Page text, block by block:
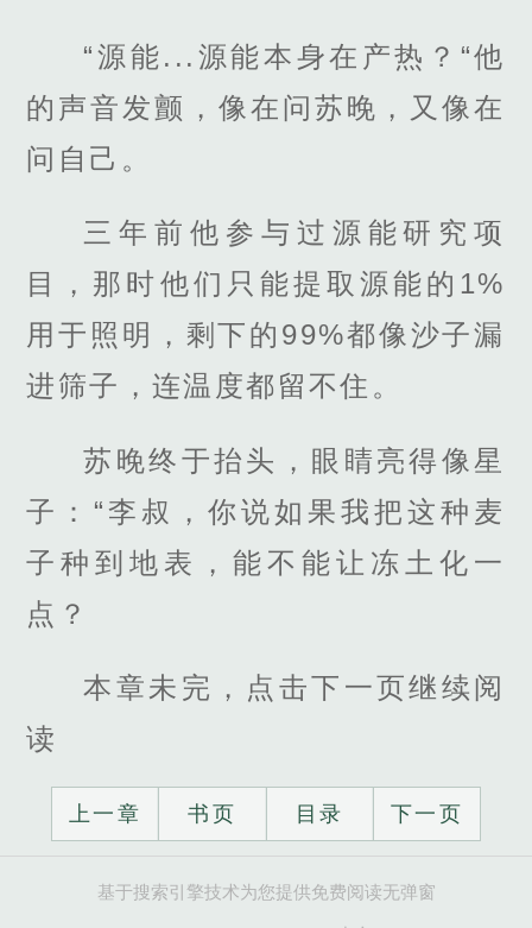
“源能...源能本身在产热？“他
的声音发颤，像在问苏晚，又像在
问自己。
三年前他参与过源能研究项
目，那时他们只能提取源能的1%
用于照明，剩下的99%都像沙子漏
进筛子，连温度都留不住。
苏晚终于抬头，眼睛亮得像星
子：“李叔，你说如果我把这种麦
子种到地表，能不能让冻土化一
点？
本章未完，点击下一页继续阅
读
上一章 书页 目录 下一页
基于搜索引擎技术为您提供免费阅读无弹窗